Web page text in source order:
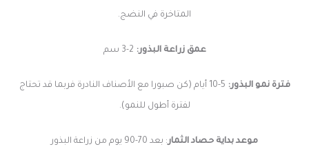
المتاخرة في النضج.
عمق زراعة البذور:
فترة نمو البذور: 5-10 أيام (كن صبورا مع الأصناف النادرة فربما قد تحتاج
لفترة أطول للنمو).
موعد بداية حصاد الثمار: بعد 70-90 يوم من زراعة البذور